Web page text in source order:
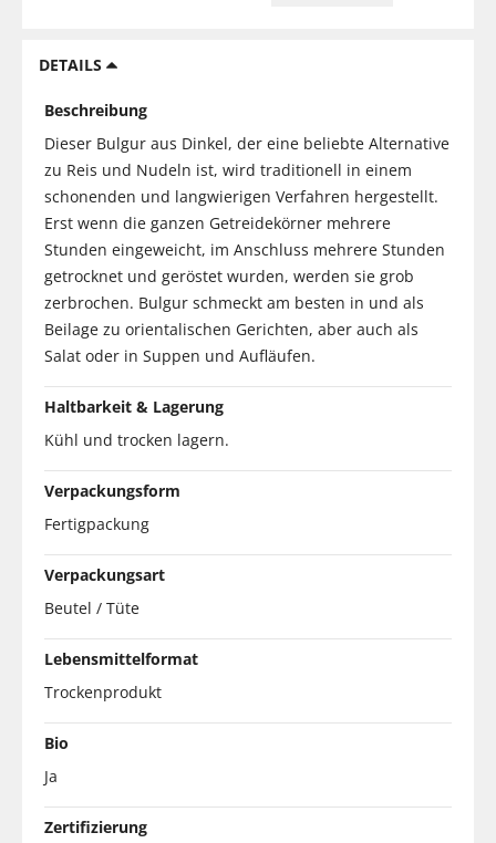
DETAILS
Beschreibung
Dieser Bulgur aus Dinkel, der eine beliebte Alternative
zu Reis und Nudeln ist, wird traditionell in einem
schonenden und langwierigen Verfahren hergestellt.
Erst wenn die ganzen Getreidekörner mehrere
Stunden eingeweicht, im Anschluss mehrere Stunden
getrocknet und geröstet wurden, werden sie grob
zerbrochen. Bulgur schmeckt am besten in und als
Beilage zu orientalischen Gerichten, aber auch als
Salat oder in Suppen und Aufläufen.
Haltbarkeit & Lagerung
Kühl und trocken lagern.
Verpackungsform
Fertigpackung
Verpackungsart
Beutel / Tüte
Lebensmittelformat
Trockenprodukt
Bio
Ja
Zertifizierung